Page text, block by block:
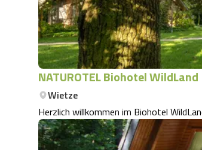
NATUROTEL Biohotel WildLand
Wietze
Herzlich willkommen im Biohotel